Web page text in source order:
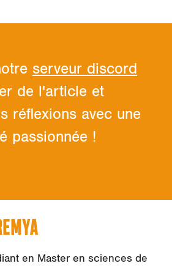
serveur discord
de l'article et
réflexions avec une
passionnée !
en Master en sciences de